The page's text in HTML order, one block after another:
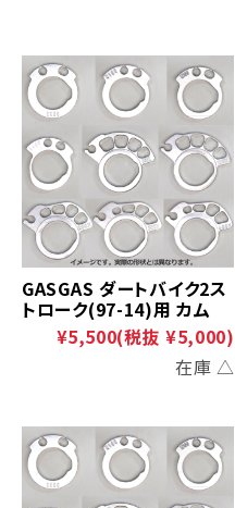
GASGAS ダートバイク2ス
トローク(97-14)用 カム
¥5,500(税抜 ¥5,000)
在庫 △